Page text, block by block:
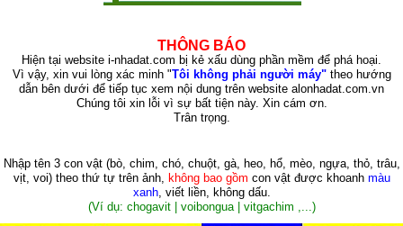
THÔNG BÁO
Hiện tại website i-nhadat.com bị kẻ xấu dùng phần mềm để phá hoại.
Vì vậy, xin vui lòng xác minh "Tôi không phải người máy"theo hướng
dẫn bên dưới để tiếp tục xem nội dung trên website alonhadat.com.vn
Chúng tôi xin lỗi vì sự bất tiện này. Xin cám ơn.
Trân trọng.
Nhập tên 3 con vật (bò, chim, chó, chuột, gà, heo, hổ, mèo, ngựa, thỏ, trâu,
vịt, voi)theo thứ tự trên ảnh, không bao gồm con vật được khoanh màu
xanh, viết liền, không dấu.
(Ví dụ: chogavit | voibongua | vitgachim ,...)